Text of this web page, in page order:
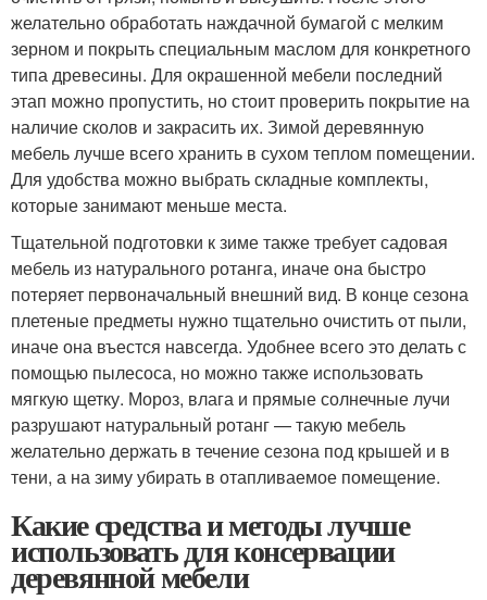
желательно обработать наждачной бумагой с мелким
зерном и покрыть специальным маслом для конкретного
типа древесины. Для окрашенной мебели последний
этап можно пропустить, но стоит проверить покрытие на
наличие сколов и закрасить их. Зимой деревянную
мебель лучше всего хранить в сухом теплом помещении.
Для удобства можно выбрать складные комплекты,
которые занимают меньше места.
Тщательной подготовки к зиме также требует садовая
мебель из натурального ротанга, иначе она быстро
потеряет первоначальный внешний вид. В конце сезона
плетеные предметы нужно тщательно очистить от пыли,
иначе она въестся навсегда. Удобнее всего это делать с
помощью пылесоса, но можно также использовать
мягкую щетку. Мороз, влага и прямые солнечные лучи
разрушают натуральный ротанг — такую мебель
желательно держать в течение сезона под крышей и в
тени, а на зиму убирать в отапливаемое помещение.
Какие средства и методы лучше
использовать для консервации
деревянной мебели